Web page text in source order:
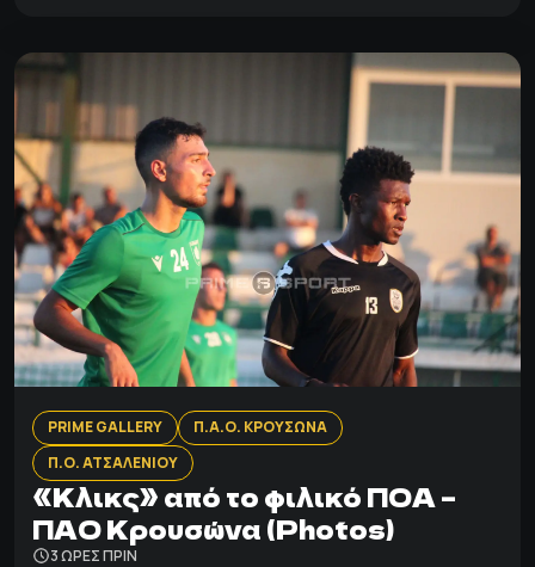
PRIME GALLERY
Π.Α.Ο. ΚΡΟΥΣΩΝΑ
Π.Ο. ΑΤΣΑΛΕΝΙΟΥ
«Κλικς» από το φιλικό ΠΟΑ –
ΠΑΟ Κρουσώνα (Photos)
3 ΩΡΕΣ ΠΡΙΝ